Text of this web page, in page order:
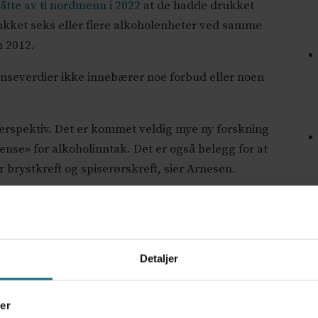
Detaljer
av ti nordmenn i 2022 at de hadde drukket
seks eller flere alkoholenheter ved samme
ikke innebærer noe forbud eller noen
Det er kommet veldig mye ny forskning
for alkoholinntak. Det er også belegg for at
og spiserørskreft, sier Arnesen.
kan bli en diskusjon om verdier.
Samtidig er det er ingenting i livet som ikke
debatt, sier Arnesen.